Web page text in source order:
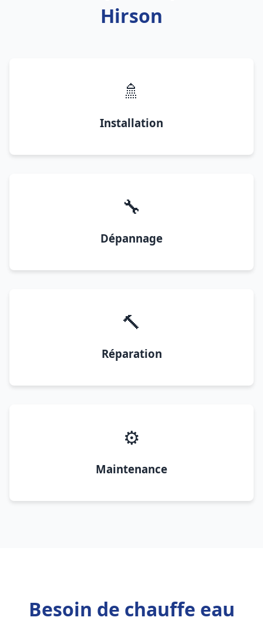
Hirson
🚿
Installation
🔧
Dépannage
🔨
Réparation
⚙️
Maintenance
Besoin de chauffe eau